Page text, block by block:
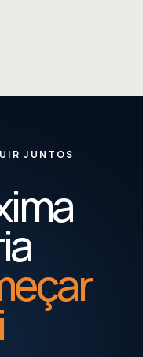
JUNTOS